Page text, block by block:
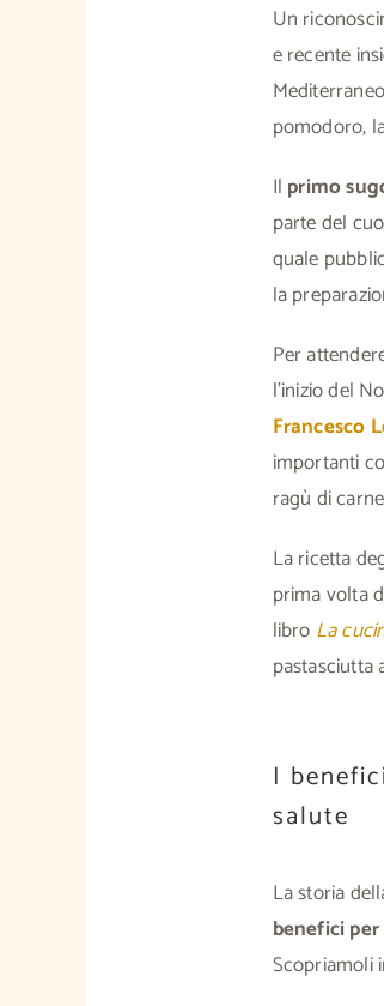
Un
e recente
pomodoro,
Il primo
parte del
quale
la
Per
l’inizio del
Francesco
importanti
ragù di
La ricetta
prima volta
libro La
pastasciutta
I
salute
La storia
benefici
Scopriamoli